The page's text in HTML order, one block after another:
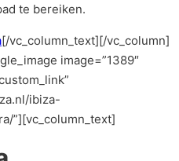
te bereiken.
[/vc_column_text][/vc_column]
image=”1389″
ibiza-
”][vc_column_text]